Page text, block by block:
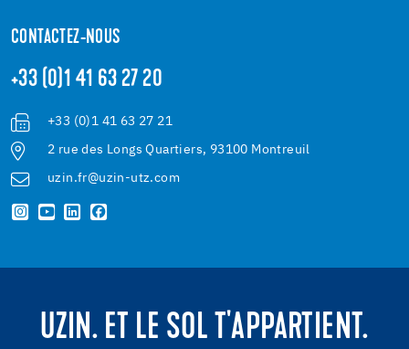
CONTACTEZ-NOUS
+33 (0)1 41 63 27 20
+33 (0)1 41 63 27 21
2 rue des Longs Quartiers, 93100 Montreuil
uzin.fr@uzin-utz.com
UZIN. ET LE SOL T'APPARTIENT.